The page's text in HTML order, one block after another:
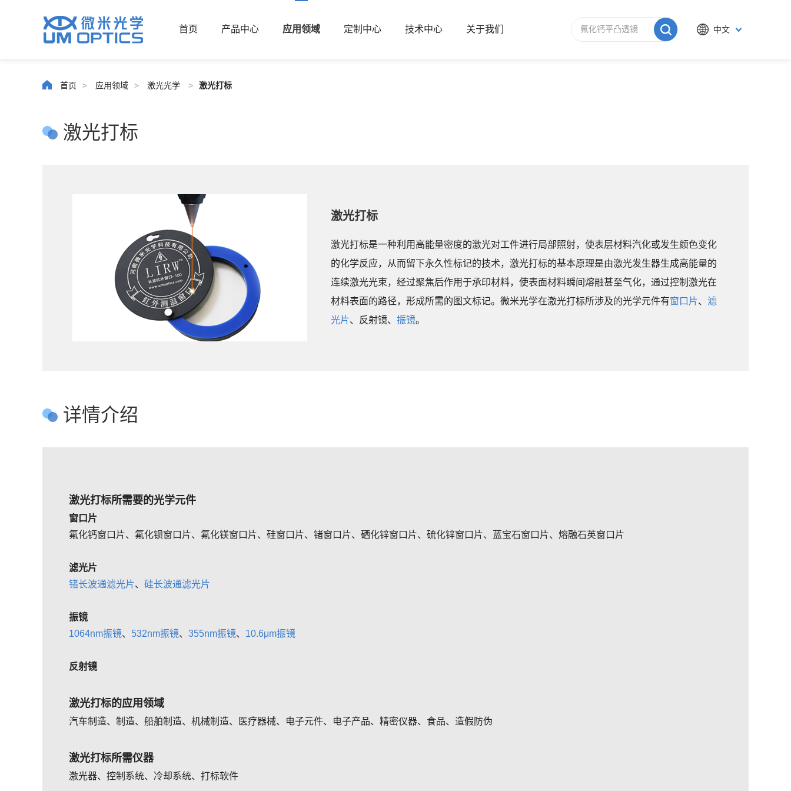
首页 产品中心 应用领域 定制中心 技术中心 关于我们 中文
首页 > 应用领域 > 激光光学 > 激光打标
激光打标
激光打标
激光打标是一种利用高能量密度的激光对工件进行局部照射，使表层材料汽化或发生颜色变化
的化学反应，从而留下永久性标记的技术，激光打标的基本原理是由激光发生器生成高能量的
连续激光光束，经过聚焦后作用于承印材料，使表面材料瞬间熔融甚至气化，通过控制激光在
材料表面的路径，形成所需的图文标记。微米光学在激光打标所涉及的光学元件有窗口片、 滤
光片、反射镜、 振镜。
详情介绍
激光打标所需要的光学元件
窗口片
氟化钙窗口片、氟化钡窗口片、氟化镁窗口片、硅窗口片、锗窗口片、硒化锌窗口片、硫化锌窗口片、蓝宝石窗口片、熔融石英窗口片
滤光片
锗长波通滤光片、 硅长波通滤光片
振镜
1064nm振镜、 532nm振镜、 355nm振镜、 10.6μm振镜
反射镜
激光打标的应用领域
汽车制造、制造、船舶制造、机械制造、医疗器械、电子元件、电子产品、精密仪器、食品、造假防伪
激光打标所需仪器
激光器、控制系统、冷却系统、打标软件